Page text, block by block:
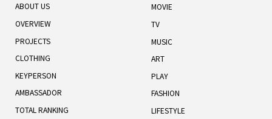
ABOUT US
OVERVIEW
PROJECTS
CLOTHING
KEYPERSON
AMBASSADOR
TOTAL RANKING
MOVIE
TV
MUSIC
ART
PLAY
FASHION
LIFESTYLE